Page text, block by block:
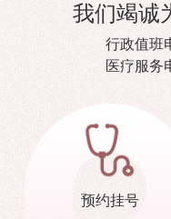
我们竭诚
行政值班
医疗服务
预约挂号